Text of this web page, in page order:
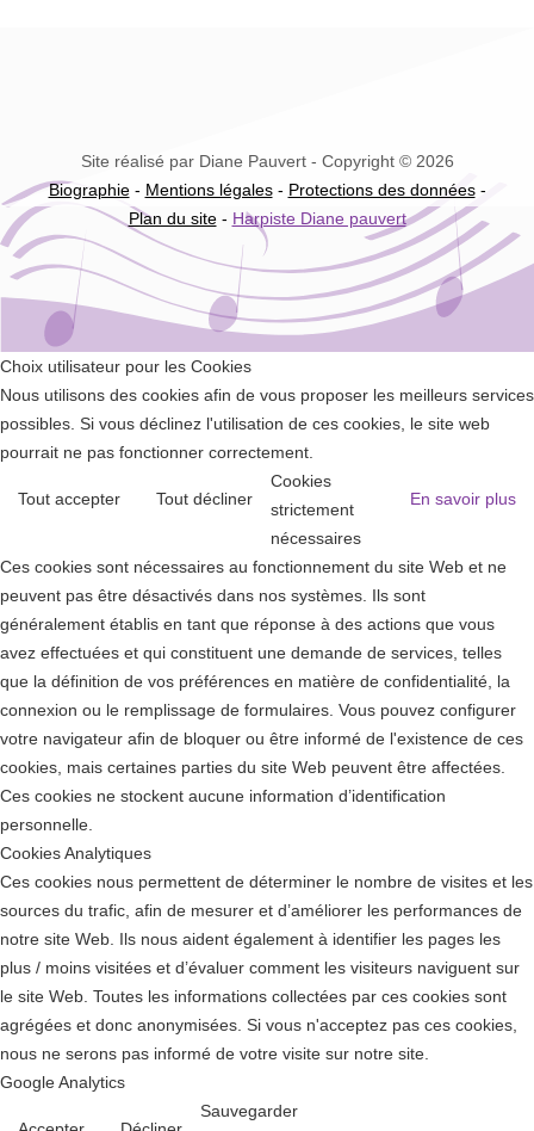
Site réalisé par Diane Pauvert - Copyright © 2026
Biographie- Mentions légales- Protections des données-
Plan du site- Harpiste Diane pauvert
Choix utilisateur pour les Cookies
Nous utilisons des cookies afin de vous proposer les meilleurs services
possibles. Si vous déclinez l'utilisation de ces cookies, le site web
pourrait ne pas fonctionner correctement.
Tout accepter Tout décliner En savoir plus
Cookies
strictement
nécessaires
Ces cookies sont nécessaires au fonctionnement du site Web et ne
peuvent pas être désactivés dans nos systèmes. Ils sont
généralement établis en tant que réponse à des actions que vous
avez effectuées et qui constituent une demande de services, telles
que la définition de vos préférences en matière de confidentialité, la
connexion ou le remplissage de formulaires. Vous pouvez configurer
votre navigateur afin de bloquer ou être informé de l'existence de ces
cookies, mais certaines parties du site Web peuvent être affectées.
Ces cookies ne stockent aucune information d’identification
personnelle.
Cookies Analytiques
Ces cookies nous permettent de déterminer le nombre de visites et les
sources du trafic, afin de mesurer et d’améliorer les performances de
notre site Web. Ils nous aident également à identifier les pages les
plus / moins visitées et d’évaluer comment les visiteurs naviguent sur
le site Web. Toutes les informations collectées par ces cookies sont
agrégées et donc anonymisées. Si vous n'acceptez pas ces cookies,
nous ne serons pas informé de votre visite sur notre site.
Google Analytics
Sauvegarder